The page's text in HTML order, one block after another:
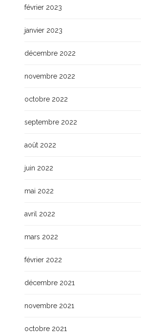
février 2023
janvier 2023
décembre 2022
novembre 2022
octobre 2022
septembre 2022
août 2022
juin 2022
mai 2022
avril 2022
mars 2022
février 2022
décembre 2021
novembre 2021
octobre 2021